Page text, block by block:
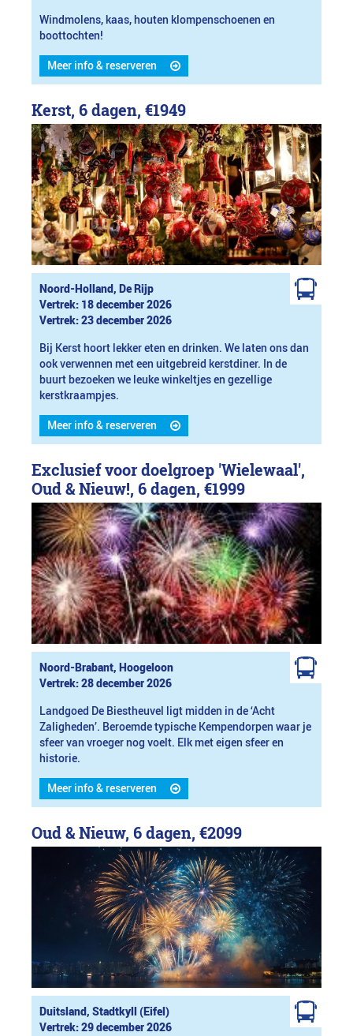
Windmolens, kaas, houten klompenschoenen en
boottochten!
Meer info & reserveren
Kerst, 6 dagen, €1949
Noord-Holland, De Rijp
Vertrek: 18 december 2026
Vertrek: 23 december 2026
Bij Kerst hoort lekker eten en drinken. We laten ons dan
ook verwennen met een uitgebreid kerstdiner. In de
buurt bezoeken we leuke winkeltjes en gezellige
kerstkraampjes.
Meer info & reserveren
Exclusief voor doelgroep 'Wielewaal',
Oud & Nieuw!, 6 dagen, €1999
Noord-Brabant, Hoogeloon
Vertrek: 28 december 2026
Landgoed De Biestheuvel ligt midden in de ‘Acht
Zaligheden’. Beroemde typische Kempendorpen waar je
sfeer van vroeger nog voelt. Elk met eigen sfeer en
historie.
Meer info & reserveren
Oud & Nieuw, 6 dagen, €2099
Duitsland, Stadtkyll (Eifel)
Vertrek: 29 december 2026